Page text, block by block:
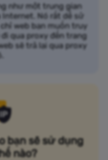
như một trung gian
Nó rất dễ sử
web bạn muốn truy
đi qua proxy đến trang
sẽ trả lại qua proxy
bạn sẽ sử dụng
nào?